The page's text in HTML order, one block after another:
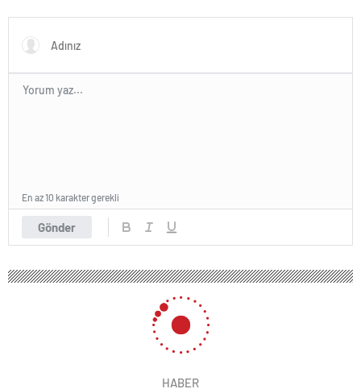
Gönder
En az 10 karakter gerekli
HABER